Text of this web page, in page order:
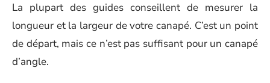
La plupart des guides conseillent de mesurer la
longueur et la largeur de votre canapé. C’est un point
de départ, mais ce n’est pas suffisant pour un canapé
d’angle.